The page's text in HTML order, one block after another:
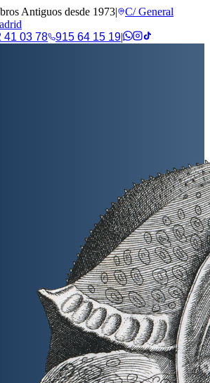
Antiguos desde 1973|
C/ General
41 03 78 915 64 15 19|